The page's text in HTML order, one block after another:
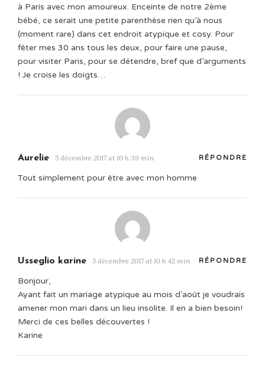
à Paris avec mon amoureux. Enceinte de notre 2ème
bébé, ce serait une petite parenthèse rien qu’à nous
(moment rare) dans cet endroit atypique et cosy. Pour
fêter mes 30 ans tous les deux, pour faire une pause,
pour visiter Paris, pour se détendre, bref que d’arguments
! Je croise les doigts…
Aurelie 5 décembre 2017 at 10 h 39 min RÉPONDRE
Tout simplement pour être avec mon homme
Usseglio karine 5 décembre 2017 at 10 h 42 min RÉPONDRE
Bonjour,
Ayant fait un mariage atypique au mois d’août je voudrais
amener mon mari dans un lieu insolite. Il en a bien besoin!
Merci de ces belles découvertes !
Karine